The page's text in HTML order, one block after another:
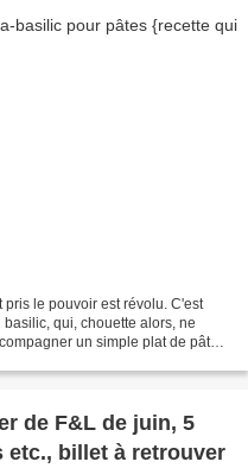
le pouvoir est révolu. C'est
qui, chouette alors, ne
un simple plat de pâtes,
de F&L de juin, 5
etc., billet à retrouver